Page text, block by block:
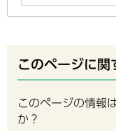
このページに関
このページの情報
か？